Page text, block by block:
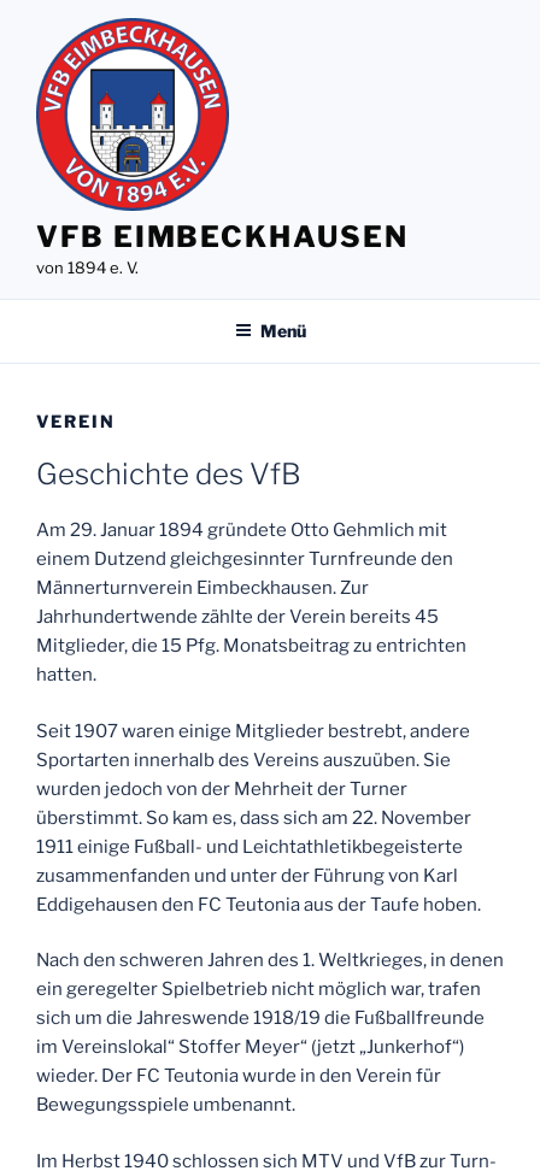
springen
VFB EIMBECKHAUSEN
von 1894 e. V.
Menü
VEREIN
Geschichte des VfB
Am 29. Januar 1894 gründete Otto Gehmlich mit
einem Dutzend gleichgesinnter Turnfreunde den
Männerturnverein Eimbeckhausen. Zur
Jahrhundertwende zählte der Verein bereits 45
Mitglieder, die 15 Pfg. Monatsbeitrag zu entrichten
hatten.
Seit 1907 waren einige Mitglieder bestrebt, andere
Sportarten innerhalb des Vereins auszuüben. Sie
wurden jedoch von der Mehrheit der Turner
überstimmt. So kam es, dass sich am 22. November
1911 einige Fußball- und Leichtathletikbegeisterte
zusammenfanden und unter der Führung von Karl
Eddigehausen den FC Teutonia aus der Taufe hoben.
Nach den schweren Jahren des 1. Weltkrieges, in denen
ein geregelter Spielbetrieb nicht möglich war, trafen
sich um die Jahreswende 1918/19 die Fußballfreunde
im Vereinslokal“ Stoffer Meyer“ (jetzt „Junkerhof“)
wieder. Der FC Teutonia wurde in den Verein für
Bewegungsspiele umbenannt.
Im Herbst 1940 schlossen sich MTV und VfB zur Turn-